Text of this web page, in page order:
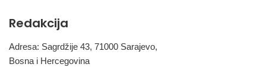
Redakcija
Adresa: Sagrdžije 43, 71000 Sarajevo,
Bosna i Hercegovina